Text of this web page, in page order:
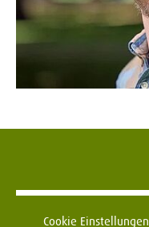
Cookie Einstellungen